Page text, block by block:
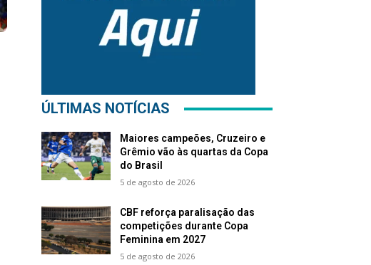
ÚLTIMAS NOTÍCIAS
Maiores campeões, Cruzeiro e
Grêmio vão às quartas da Copa
do Brasil
5 de agosto de 2026
CBF reforça paralisação das
competições durante Copa
Feminina em 2027
5 de agosto de 2026